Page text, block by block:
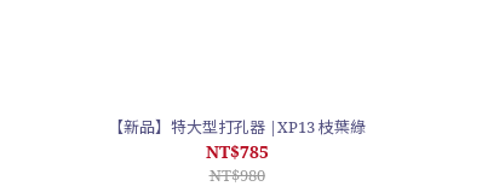
【新品】特大型打孔器 |XP13 枝葉綠
NT$785
NT$980